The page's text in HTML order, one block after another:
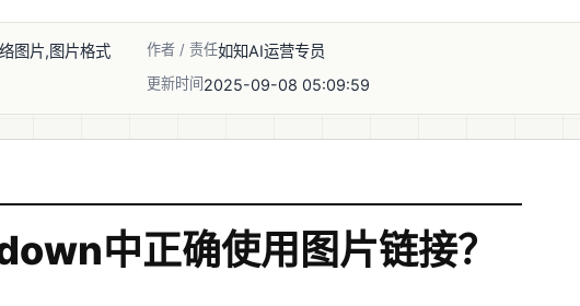
图片,图片格式 作者 / 责任如知AI运营专员
更新时间2025-09-08 05:09:59
中正确使用图片链接？